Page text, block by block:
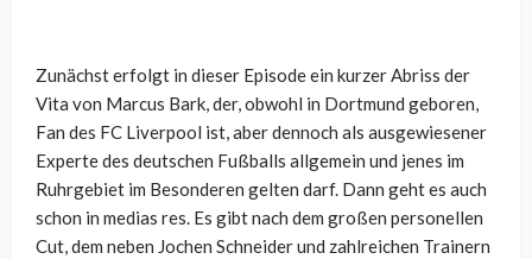
Zunächst erfolgt in dieser Episode ein kurzer Abriss der
Vita von Marcus Bark, der, obwohl in Dortmund geboren,
Fan des FC Liverpool ist, aber dennoch als ausgewiesener
Experte des deutschen Fußballs allgemein und jenes im
Ruhrgebiet im Besonderen gelten darf. Dann geht es auch
schon in medias res. Es gibt nach dem großen personellen
Cut, dem neben Jochen Schneider und zahlreichen Trainern